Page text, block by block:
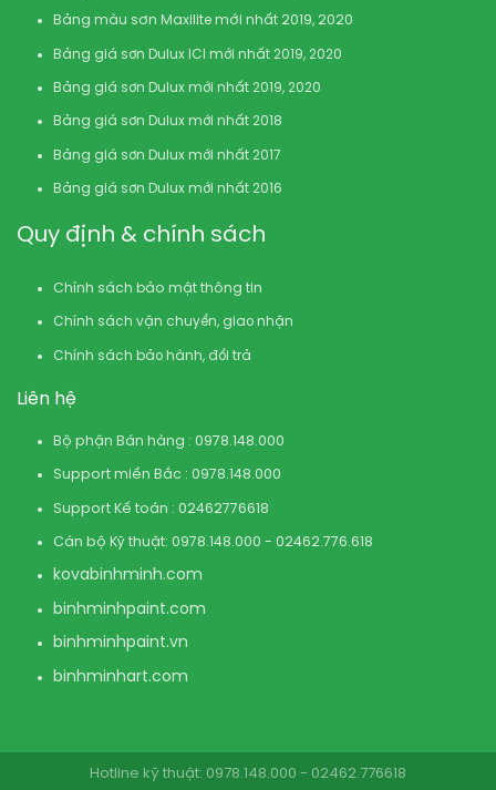
Bảng màu sơn Maxilite mới nhất 2019, 2020
Bảng giá sơn Dulux ICI mới nhất 2019, 2020
Bảng giá sơn Dulux mới nhất 2019, 2020
Bảng giá sơn Dulux mới nhất 2018
Bảng giá sơn Dulux mới nhất 2017
Bảng giá sơn Dulux mới nhất 2016
Quy định & chính sách
Chính sách bảo mật thông tin
Chính sách vận chuyển, giao nhận
Chính sách bảo hành, đổi trả
Liên hệ
Bộ phận Bán hàng : 0978.148.000
Support miền Bắc : 0978.148.000
Support Kế toán : 02462776618
Cán bộ Kỹ thuật: 0978.148.000 - 02462.776.618
kovabinhminh.com
binhminhpaint.com
binhminhpaint.vn
binhminhart.com
Hotline kỹ thuật: 0978.148.000 - 02462.776618